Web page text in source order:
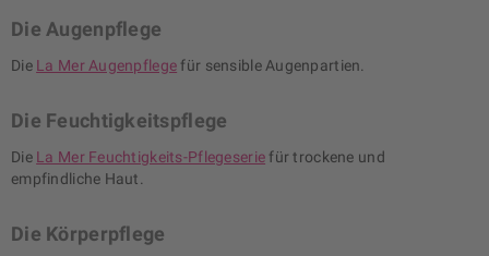
Die Augenpflege
Die La Mer Augenpflege für sensible Augenpartien.
Die Feuchtigkeitspflege
Die La Mer Feuchtigkeits-Pflegeserie für trockene und
empfindliche Haut.
Die Körperpflege